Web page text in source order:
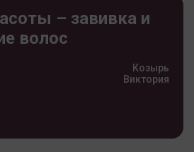
– завивка и
волос
Козырь
Виктория